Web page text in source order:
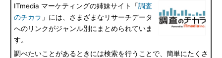
ITmedia マーケティングの姉妹サイト「調査
のチカラ 」には、さまざまなリサーチデータ
へのリンクがジャンル別にまとめられていま
す。
調べたいことがあるときには検索を行うことで、簡単にたくさ